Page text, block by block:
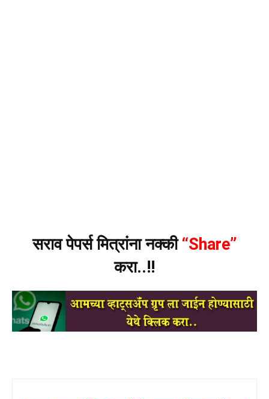
सराव पेपर्स मित्रांना नक्की“Share”
करा..!!